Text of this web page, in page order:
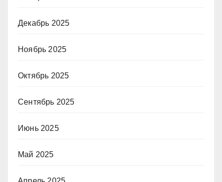
Декабрь 2025
Ноябрь 2025
Октябрь 2025
Сентябрь 2025
Июнь 2025
Май 2025